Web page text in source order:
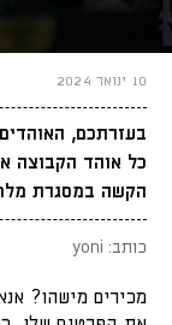
10 ינואר 2024
בעזרתכם,
כל אוהד הקבוצה
הקשה במסגרת
כותב: yoni
מכירים מישהו?